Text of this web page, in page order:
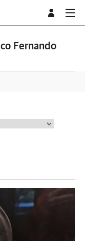
Fernando